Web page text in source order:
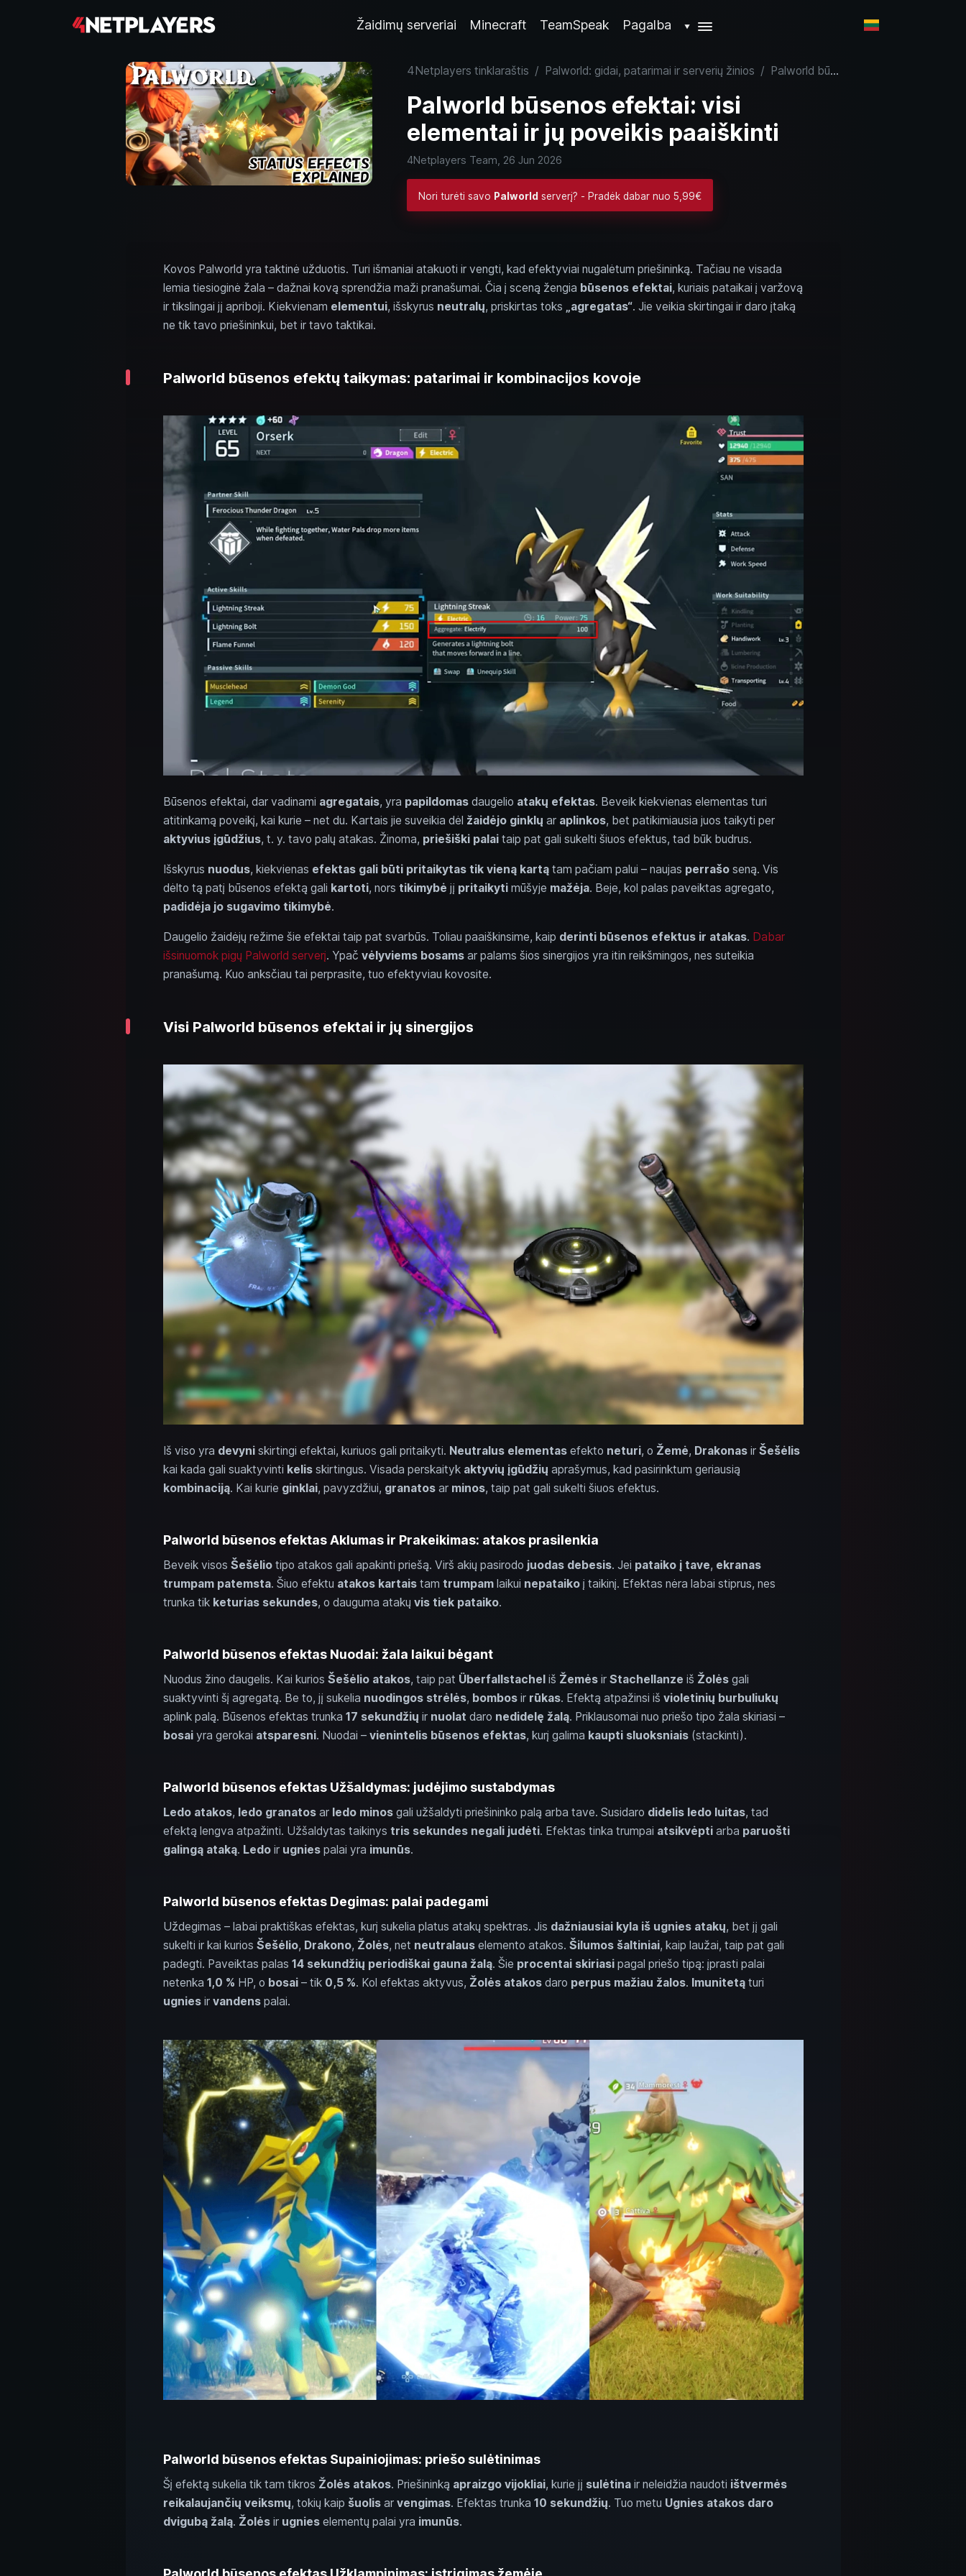
Žaidimų serveriai Minecraft TeamSpeak Pagalba ▼
4Netplayers tinklaraštis / Palworld: gidai, patarimai ir serverių žinios / Palworld būsenos efektai: visi elementai ir jų poveikis paaiškinti
Palworld būsenos efektai: visi
elementai ir jų poveikis paaiškinti
4Netplayers Team, 26 Jun 2026
Nori turėti savo Palworld serverį? - Pradėk dabar nuo 5,99€
Kovos Palworld yra taktinė užduotis. Turi išmaniai atakuoti ir vengti, kad efektyviai nugalėtum priešininką. Tačiau ne visada
lemia tiesioginė žala – dažnai kovą sprendžia maži pranašumai. Čia į sceną žengia būsenos efektai, kuriais pataikai į varžovą
ir tikslingai jį apriboji. Kiekvienam elementui, išskyrus neutralų, priskirtas toks „agregatas“. Jie veikia skirtingai ir daro įtaką
ne tik tavo priešininkui, bet ir tavo taktikai.
Palworld būsenos efektų taikymas: patarimai ir kombinacijos kovoje
Būsenos efektai, dar vadinami agregatais, yra papildomasdaugelio atakų efektas. Beveik kiekvienas elementas turi
atitinkamą poveikį, kai kurie – net du. Kartais jie suveikia dėl žaidėjo ginklų ar aplinkos, bet patikimiausia juos taikyti per
aktyvius įgūdžius, t. y. tavo palų atakas. Žinoma, priešiški palaitaip pat gali sukelti šiuos efektus, tad būk budrus.
Išskyrus nuodus, kiekvienas efektas gali būti pritaikytas tik vieną kartątam pačiam palui – naujas perrašoseną. Vis
dėlto tą patį būsenos efektą gali kartoti, nors tikimybė jį pritaikytimūšyje mažėja. Beje, kol palas paveiktas agregato,
padidėja jo sugavimo tikimybė.
Daugelio žaidėjų režime šie efektai taip pat svarbūs. Toliau paaiškinsime, kaip derinti būsenos efektus ir atakas. Dabar
išsinuomok pigų Palworld serverį. Ypač vėlyviems bosamsar palams šios sinergijos yra itin reikšmingos, nes suteikia
pranašumą. Kuo anksčiau tai perprasite, tuo efektyviau kovosite.
Visi Palworld būsenos efektai ir jų sinergijos
Iš viso yra devyniskirtingi efektai, kuriuos gali pritaikyti. Neutralus elementasefekto neturi, o Žemė, Drakonasir Šešėlis
kai kada gali suaktyvinti kelisskirtingus. Visada perskaityk aktyvių įgūdžių aprašymus, kad pasirinktum geriausią
kombinaciją. Kai kurie ginklai, pavyzdžiui, granatosar minos, taip pat gali sukelti šiuos efektus.
Palworld būsenos efektas Aklumas ir Prakeikimas: atakos prasilenkia
Beveik visos Šešėliotipo atakos gali apakinti priešą. Virš akių pasirodo juodas debesis. Jei pataiko į tave, ekranas
trumpam patemsta. Šiuo efektu atakos kartaistam trumpamlaikui nepataikoį taikinį. Efektas nėra labai stiprus, nes
trunka tik keturias sekundes, o dauguma atakų vis tiek pataiko.
Palworld būsenos efektas Nuodai: žala laikui bėgant
Nuodus žino daugelis. Kai kurios Šešėlio atakos, taip pat Überfallstacheliš Žemėsir Stachellanze iš Žolėsgali
suaktyvinti šį agregatą. Be to, jį sukelia nuodingos strėlės, bombosir rūkas. Efektą atpažinsi iš violetinių burbuliukų
aplink palą. Būsenos efektas trunka 17 sekundžių ir nuolat daro nedidelę žalą. Priklausomai nuo priešo tipo žala skiriasi –
bosaiyra gerokai atsparesni. Nuodai – vienintelis būsenos efektas, kurį galima kaupti sluoksniais(stackinti).
Palworld būsenos efektas Užšaldymas: judėjimo sustabdymas
Ledo atakos, ledo granatosar ledo minosgali užšaldyti priešininko palą arba tave. Susidaro didelis ledo luitas, tad
efektą lengva atpažinti. Užšaldytas taikinys tris sekundes negali judėti. Efektas tinka trumpai atsikvėptiarba paruošti
galingą ataką. Ledoir ugniespalai yra imunūs.
Palworld būsenos efektas Degimas: palai padegami
Uždegimas – labai praktiškas efektas, kurį sukelia platus atakų spektras. Jis dažniausiai kyla iš ugnies atakų, bet jį gali
sukelti ir kai kurios Šešėlio, Drakono, Žolės, net neutralauselemento atakos. Šilumos šaltiniai, kaip laužai, taip pat gali
padegti. Paveiktas palas 14 sekundžių periodiškai gauna žalą. Šie procentai skiriasipagal priešo tipą: įprasti palai
netenka 1,0 % HP, o bosai– tik 0,5 %. Kol efektas aktyvus, Žolės atakosdaro perpus mažiau žalos. Imunitetąturi
ugniesir vandenspalai.
Palworld būsenos efektas Supainiojimas: priešo sulėtinimas
Šį efektą sukelia tik tam tikros Žolės atakos. Priešininką apraizgo vijokliai, kurie jį sulėtinair neleidžia naudoti ištvermės
reikalaujančių veiksmų, tokių kaip šuolisar vengimas. Efektas trunka 10 sekundžių. Tuo metu Ugnies atakos daro
dvigubą žalą. Žolėsir ugnieselementų palai yra imunūs.